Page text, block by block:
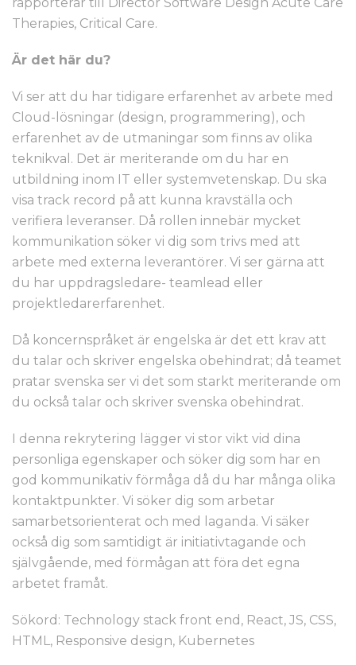
Therapies, Critical Care.
Är det här du?
Vi ser att du har tidigare erfarenhet av arbete med
Cloud-lösningar (design, programmering), och
erfarenhet av de utmaningar som finns av olika
teknikval. Det är meriterande om du har en
utbildning inom IT eller systemvetenskap. Du ska
visa track record på att kunna kravställa och
verifiera leveranser. Då rollen innebär mycket
kommunikation söker vi dig som trivs med att
arbete med externa leverantörer. Vi ser gärna att
du har uppdragsledare- teamlead eller
projektledarerfarenhet.
Då koncernspråket är engelska är det ett krav att
du talar och skriver engelska obehindrat; då teamet
pratar svenska ser vi det som starkt meriterande om
du också talar och skriver svenska obehindrat.
I denna rekrytering lägger vi stor vikt vid dina
personliga egenskaper och söker dig som har en
god kommunikativ förmåga då du har många olika
kontaktpunkter. Vi söker dig som arbetar
samarbetsorienterat och med laganda. Vi säker
också dig som samtidigt är initiativtagande och
självgående, med förmågan att föra det egna
arbetet framåt.
Sökord: Technology stack front end, React, JS, CSS,
HTML, Responsive design, Kubernetes